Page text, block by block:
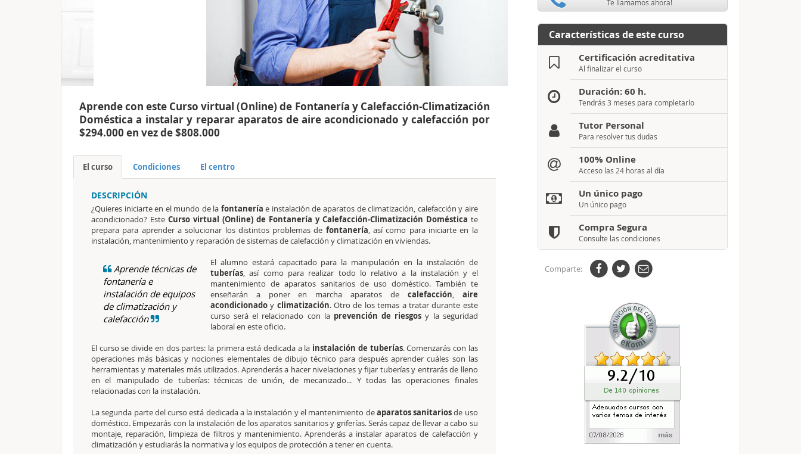
Aprende con este Curso virtual (Online) de Fontanería y Calefacción-Climatización
Doméstica a instalar y reparar aparatos de aire acondicionado y calefacción por
$294.000 en vez de $808.000
El curso Condiciones El centro
DESCRIPCIÓN
¿Quieres iniciarte en el mundo de la fontaneríae instalación de aparatos de climatización, calefacción y aire
acondicionado? Este Curso virtual (Online) de Fontanería y Calefacción-Climatización Doméstica te
prepara para aprender a solucionar los distintos problemas de fontanería, así como para iniciarte en la
instalación, mantenimiento y reparación de sistemas de calefacción y climatización en viviendas.
Aprende técnicas de
fontanería e
instalación de equipos
de climatización y
calefacción
El alumno estará capacitado para la manipulación en la instalación de
tuberías, así como para realizar todo lo relativo a la instalación y el
mantenimiento de aparatos sanitarios de uso doméstico. También te
enseñarán a poner en marcha aparatos de calefacción,aire
acondicionado y climatización. Otro de los temas a tratar durante este
curso será el relacionado con la prevención de riesgos y la seguridad
laboral en este oficio.
El curso se divide en dos partes: la primera está dedicada a la instalación de tuberías. Comenzarás con las
operaciones más básicas y nociones elementales de dibujo técnico para después aprender cuáles son las
herramientas y materiales más utilizados. Aprenderás a hacer nivelaciones y fijar tuberías y entrarás de lleno
en el manipulado de tuberías: técnicas de unión, de mecanizado... Y todas las operaciones finales
relacionadas con la instalación.
La segunda parte del curso está dedicada a la instalación y el mantenimiento deaparatos sanitariosde uso
doméstico. Empezarás con la instalación de los aparatos sanitarios y griferías. Serás capaz de llevar a cabo su
montaje, reparación, limpieza de filtros y mantenimiento. Aprenderás a instalar aparatos de calefacción y
climatización y estudiarás la normativa y los equipos de protección a tener en cuenta.
Te llamamos ahora!
Características de este curso
Certificación acreditativa
Al finalizar el curso
Duración: 60 h.
Tendrás 3 meses para completarlo
Tutor Personal
Para resolver tus dudas
100% Online
Acceso las 24 horas al día
Un único pago
Un único pago
Compra Segura
Consulte las condiciones
Comparte: